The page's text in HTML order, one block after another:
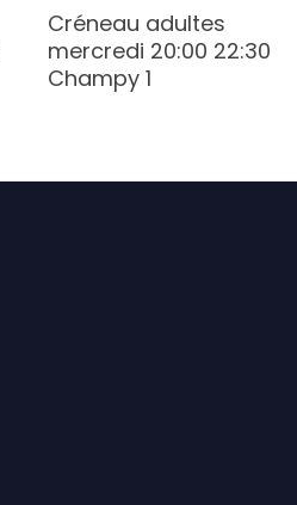
Créneau adultes
mercredi 20:00 22:30
Champy 1